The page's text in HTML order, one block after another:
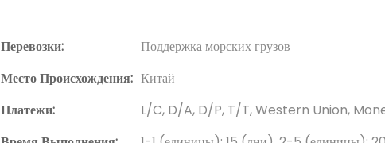
Перевозки:
Поддержка морских грузов
Место Происхождения: Китай
Платежи:
L/C, D/A, D/P, T/T, Western Union,